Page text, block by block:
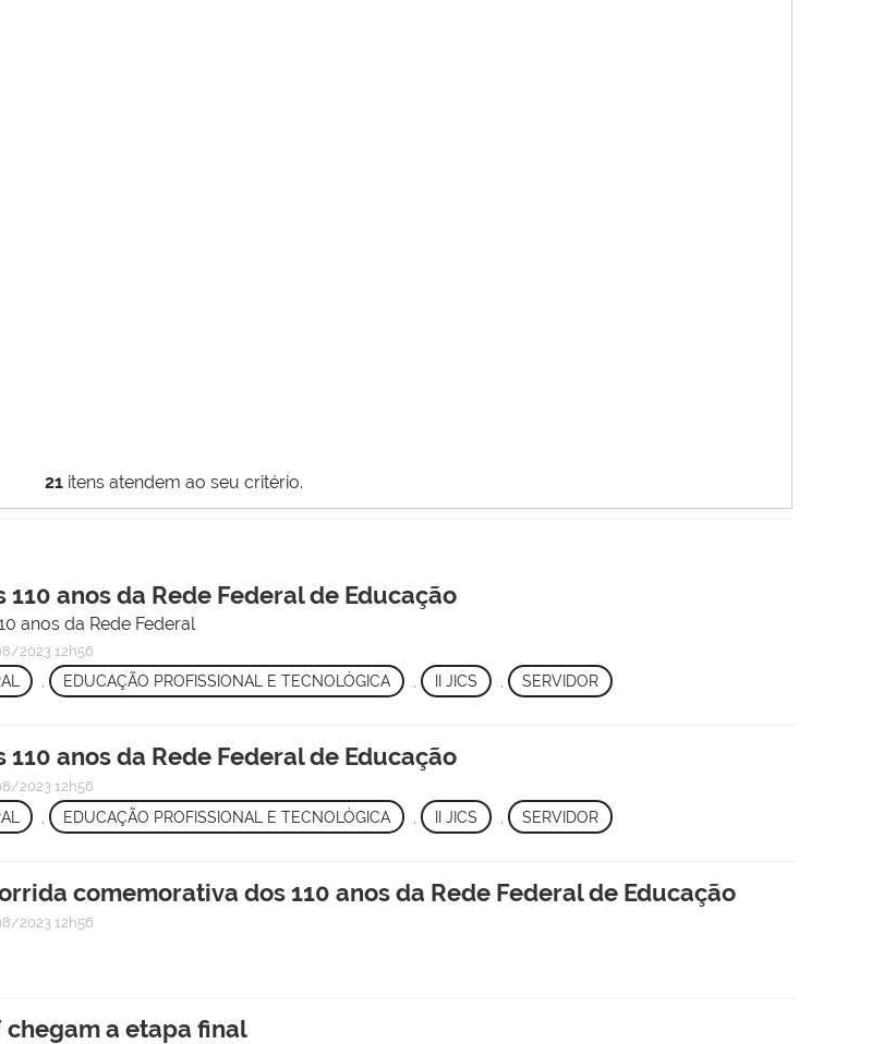
21itens atendem ao seu critério.
anos da Rede Federal de Educação
anos da Rede Federal
2023 12h56
, EDUCAÇÃO PROFISSIONAL E TECNOLÓGICA , II JICS SERVIDOR
anos da Rede Federal de Educação
2023 12h56
, EDUCAÇÃO PROFISSIONAL E TECNOLÓGICA , II JICS SERVIDOR
comemorativa dos 110 anos da Rede Federal de Educação
2023 12h56
chegam a etapa final